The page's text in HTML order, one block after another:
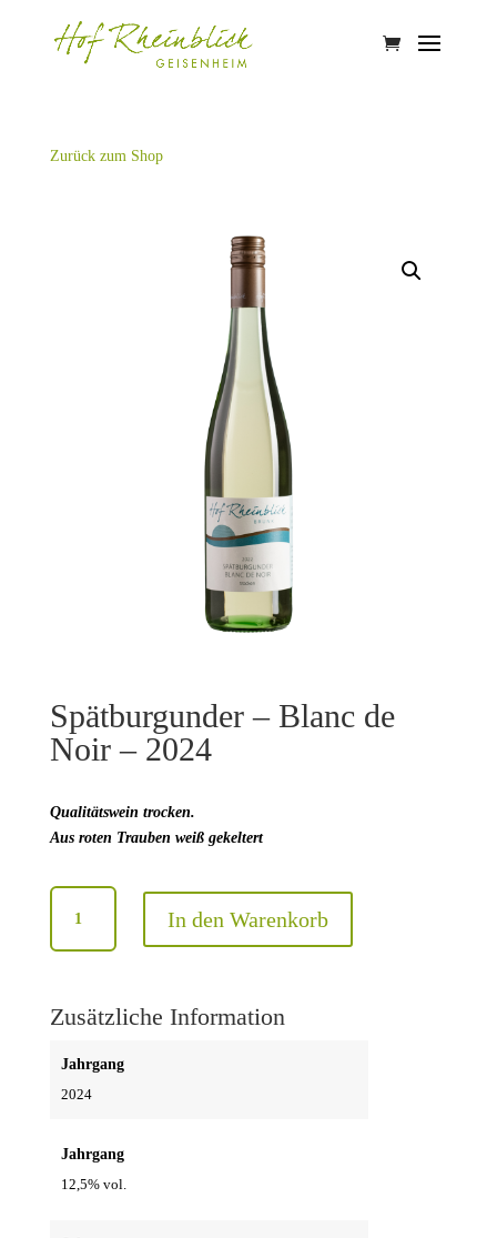
Zurück zum Shop
Spätburgunder – Blanc de
Noir – 2024
Qualitätswein trocken.
Aus roten Trauben weiß gekeltert
Blanc
-
In den Warenkorb
Zusätzliche Information
Jahrgang
2024
Jahrgang
12,5% vol.